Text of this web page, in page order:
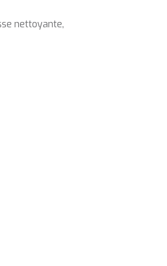
nettoyante,